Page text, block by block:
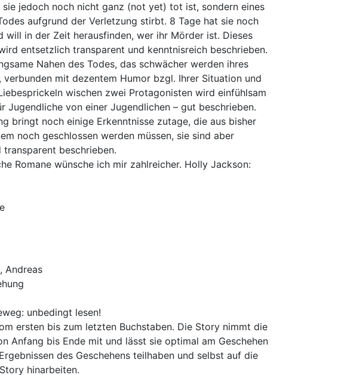
jedoch noch nicht ganz (not yet) tot ist, sondern eines
aufgrund der Verletzung stirbt. 8 Tage hat sie noch
will in der Zeit herausfinden, wer ihr Mörder ist. Dieses
entsetzlich transparent und kenntnisreich beschrieben.
Nahen des Todes, das schwächer werden ihres
verbunden mit dezentem Humor bzgl. Ihrer Situation und
wischen zwei Protagonisten wird einfühlsam
Jugendliche von einer Jugendlichen – gut beschrieben.
bringt noch einige Erkenntnisse zutage, die aus bisher
noch geschlossen werden müssen, sie sind aber
transparent beschrieben.
Romane wünsche ich mir zahlreicher. Holly Jackson:
Andreas
unbedingt lesen!
ersten bis zum letzten Buchstaben. Die Story nimmt die
Anfang bis Ende mit und lässt sie optimal am Geschehen
des Geschehens teilhaben und selbst auf die
hinarbeiten.